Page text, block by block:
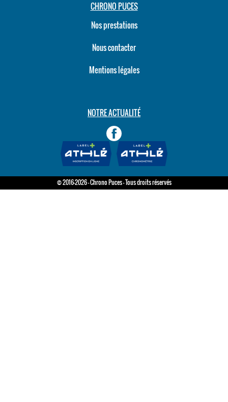
CHRONO PUCES
Nos prestations
Nous contacter
Mentions légales
NOTRE ACTUALITÉ
© 2016-2026 - Chrono Puces - Tous droits réservés